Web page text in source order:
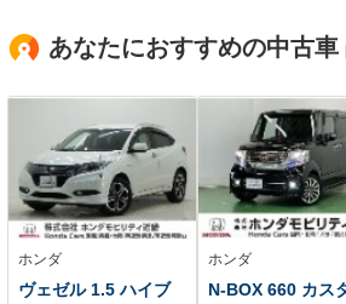
あなたにおすすめの中古車
ホンダ
ヴェゼル 1.5 ハイブ
ホンダ
N-BOX 660 カス